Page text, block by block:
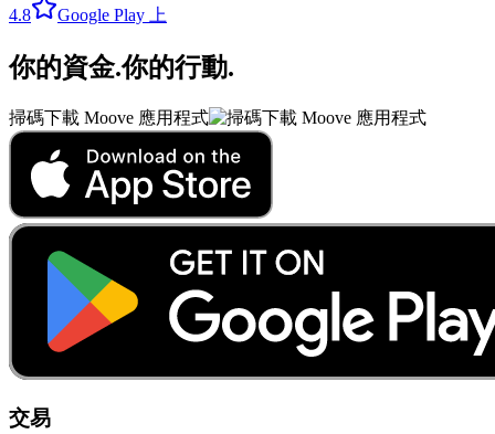
4.8 Google Play 上
你的資金.你的行動.
掃碼下載 Moove 應用程式
交易